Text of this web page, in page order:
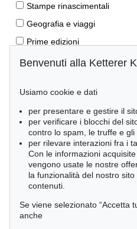
Stampe rinascimentali
Geografia e viaggi
Prime edizioni
Manoscritti antichi
Libri per bambini
Lifestyle
Pietre miliari delle scienze
Letteratura classica
Economia e diritto
Meraviglie della natura
Cimelia
Benvenuti alla Ketterer
Usiamo cookie e dati
per presentare e gestire il
per verificare i blocchi del
contro lo spam, le truffe e gli
per rilevare interazioni fra i
Con le informazioni
vengono usate le nostre
la funzionalità del nostro
contenuti.
Se viene selezionato “Accetta
anche